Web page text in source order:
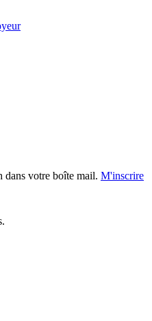
dans votre boîte mail. M'inscrire